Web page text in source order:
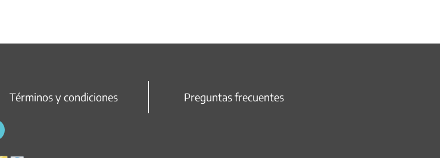
Términos y condiciones Preguntas frecuentes